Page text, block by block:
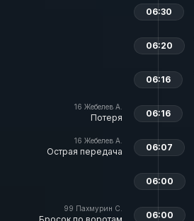
06:30
06:20
06:16
16 Жебелев А.
Потеря 06:16
16 Жебелев А.
Острая передача 06:07
06:00
99 Пахмурин С.
06:00